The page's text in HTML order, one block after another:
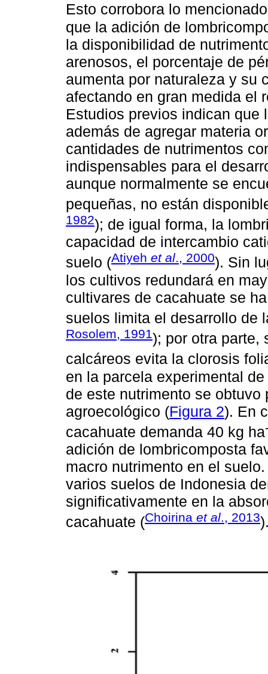
Esto corrobora lo
que la adición de
la disponibilidad de
arenosos, el porcentaje de
aumenta por naturaleza y su
afectando en gran medida el
Estudios previos indican que
además de agregar materia
cantidades de nutrimentos
indispensables para el
aunque normalmente se
pequeñas, no están
1982); de igual forma, la
capacidad de intercambio
suelo (Atiyeh et al., 2000). Sin
los cultivos redundará en
cultivares de cacahuate se
suelos limita el desarrollo de
Rosolem, 1991); por otra parte,
calcáreos evita la clorosis
en la parcela experimental
de este nutrimento se
agroecológico (Figura 2). En
cacahuate demanda 40 kg ha
adición de lombricomposta
macro nutrimento en el
varios suelos de Indonesia
significativamente en la
cacahuate (Choirina et al., 2013